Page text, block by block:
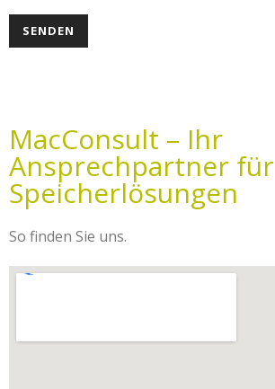
SENDEN
MacConsult – Ihr
Ansprechpartner für
Speicherlösungen
So finden Sie uns.